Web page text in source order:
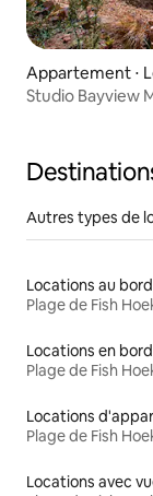
Appartement ⋅
Studio Bayview
Autres types de
Locations au
Plage de Fish
Locations en
Plage de Fish
Locations
Plage de Fish